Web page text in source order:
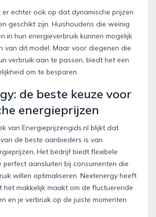
echter ook op dat dynamische prijzen
geschikt zijn. Huishoudens die weinig
in hun energieverbruik kunnen mogelijk
van dit model. Maar voor diegenen die
verbruik aan te passen, biedt het een
om te besparen.
de beste keuze voor
energieprijzen
van Energieprijzengids.nl blijkt dat
de beste aanbieders is van
Het bedrijf biedt flexibele
perfect aansluiten bij consumenten die
willen optimaliseren. Nextenergy heeft
makkelijk maakt om de fluctuerende
en je verbruik op de juiste momenten